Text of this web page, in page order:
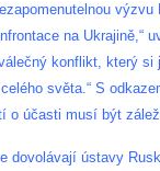
na Ukrajině,“
konflikt, který si
světa.“ S
o účasti musí být
dovolávají ústavy